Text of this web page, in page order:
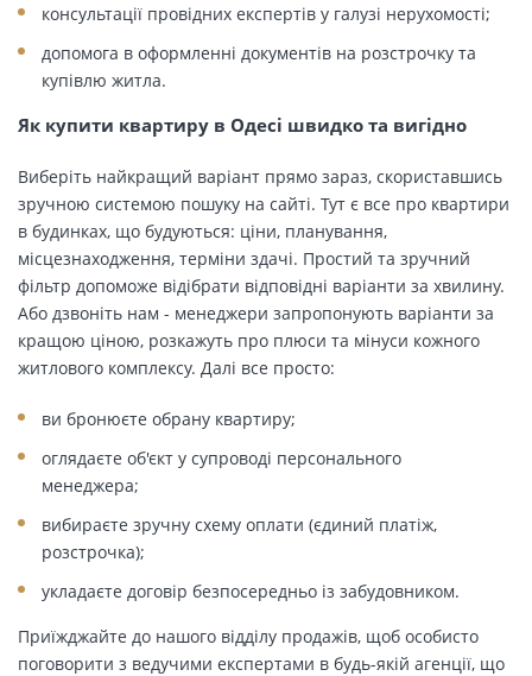
консультації провідних експертів у галузі нерухомості;
допомога в оформленні документів на розстрочку та
купівлю житла.
Як купити квартиру в Одесі швидко та вигідно
Виберіть найкращий варіант прямо зараз, скориставшись
зручною системою пошуку на сайті. Тут є все про квартири
в будинках, що будуються: ціни, планування,
місцезнаходження, терміни здачі. Простий та зручний
фільтр допоможе відібрати відповідні варіанти за хвилину.
Або дзвоніть нам - менеджери запропонують варіанти за
кращою ціною, розкажуть про плюси та мінуси кожного
житлового комплексу. Далі все просто:
ви бронюєте обрану квартиру;
оглядаєте об'єкт у супроводі персонального
менеджера;
вибираєте зручну схему оплати (єдиний платіж,
розстрочка);
укладаєте договір безпосередньо із забудовником.
Приїжджайте до нашого відділу продажів, щоб особисто
поговорити з ведучими експертами в будь-якій агенції, що